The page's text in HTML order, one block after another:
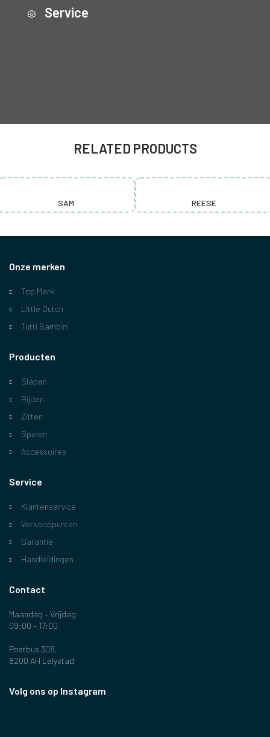
Service
RELATED PRODUCTS
SAM REESE
Onze merken
Top Mark
Little Dutch
Tutti Bambini
Producten
Slapen
Rijden
Zitten
Spelen
Accessoires
Service
Klantenservice
Verkooppunten
Garantie
Handleidingen
Contact
Maandag – Vrijdag
09:00 – 17:00
Postbus 308,
8200 AH Lelystad
Volg ons op Instagram